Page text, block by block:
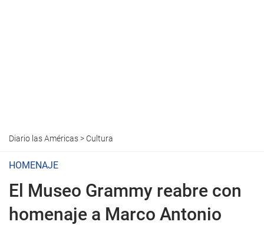
Diario las Américas> Cultura
HOMENAJE
El Museo Grammy reabre con
homenaje a Marco Antonio